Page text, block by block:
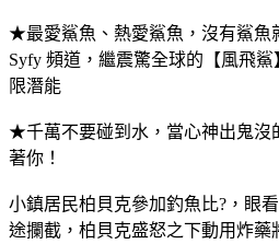
★最愛鯊魚、熱愛鯊魚，沒有鯊魚
Syfy 頻道，繼震驚全球的【風飛
限潛能
★千萬不要碰到水，當心神出鬼沒
著你！
小鎮居民柏貝克參加釣魚比?，眼
途攔截，柏貝克盛怒之下動用炸藥